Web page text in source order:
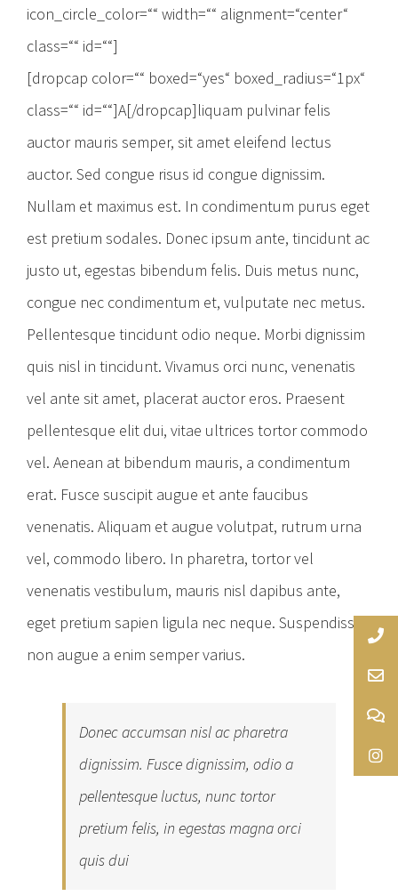
icon_circle_color=““ width=““ alignment=“center“
class=““ id=““]
[dropcap color=““ boxed=“yes“ boxed_radius=“1px“
class=““ id=““]A[/dropcap]liquam pulvinar felis
auctor mauris semper, sit amet eleifend lectus
auctor. Sed congue risus id congue dignissim.
Nullam et maximus est. In condimentum purus eget
est pretium sodales. Donec ipsum ante, tincidunt ac
justo ut, egestas bibendum felis. Duis metus nunc,
congue nec condimentum et, vulputate nec metus.
Pellentesque tincidunt odio neque. Morbi dignissim
quis nisl in tincidunt. Vivamus orci nunc, venenatis
vel ante sit amet, placerat auctor eros. Praesent
pellentesque elit dui, vitae ultrices tortor commodo
vel. Aenean at bibendum mauris, a condimentum
erat. Fusce suscipit augue et ante faucibus
venenatis. Aliquam et augue volutpat, rutrum urna
vel, commodo libero. In pharetra, tortor vel
venenatis vestibulum, mauris nisl dapibus ante,
eget pretium sapien ligula nec neque. Suspendisse
non augue a enim semper varius.
Donec accumsan nisl ac pharetra
dignissim. Fusce dignissim, odio a
pellentesque luctus, nunc tortor
pretium felis, in egestas magna orci
quis dui